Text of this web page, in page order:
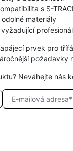
s S-
materiály
prvek pro
požadavky
Neváhejte nás